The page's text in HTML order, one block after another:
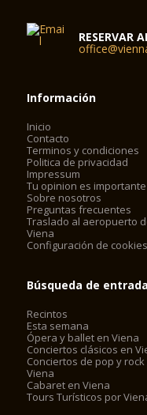
RESERVAR
Información
Inicio
Contacto
Terminos y condiciones
Politica de privacidad
Impressum
Tu opinion es importante
Sobre nosotros
Preguntas frecuentes
Traslado al aeropuerto
Viena
Configuración de cookies
Búsqueda de
Recintos
Esta semana
Ópera y ballet en Viena
Conciertos clásicos en
Conciertos de pop y rock
Viena
Cabaret en Viena
Tours Turísticos por